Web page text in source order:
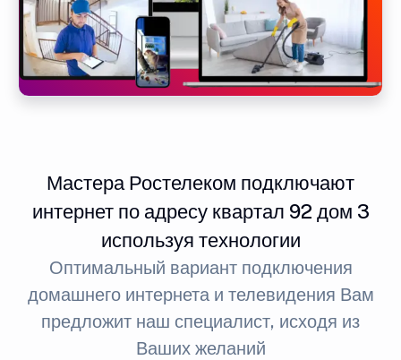
Мастера Ростелеком подключают
интернет по адресу квартал 92 дом 3
используя технологии
Оптимальный вариант подключения
домашнего интернета и телевидения Вам
предложит наш специалист, исходя из
Ваших желаний